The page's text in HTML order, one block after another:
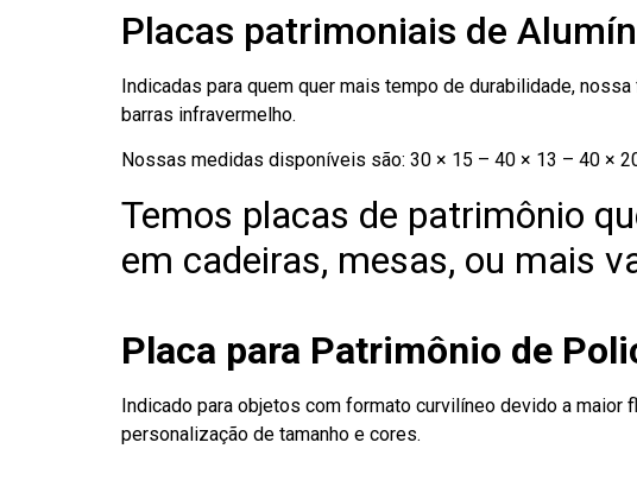
Placas patrimoniais de
Indicadas para quem quer mais tempo de durabilidade,
barras infravermelho.
Nossas medidas disponíveis são: 30 × 15 – 40 × 13 – 40 ×
Temos placas de patrimônio
em cadeiras, mesas, ou mais
Placa para Patrimônio de
Indicado para objetos com formato curvilíneo devido a
personalização de tamanho e cores.